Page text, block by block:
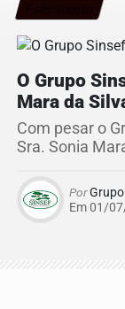
O Grupo
Mara da
Com pesar o
Sra. Sonia
PorGrupo
Em 01/